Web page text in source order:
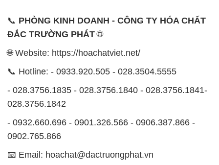
- 028.3756.1835 - 028.3756.1840 - 028.3756.1841-
0902.765.866
📧 Email: hoachat@dactruongphat.vn
ĐỊA CHỈ
1229C Quốc lộ 1A, Phường Bình Trị Đông B,
Quận Bình Tân, TP. Hồ Chí Minh